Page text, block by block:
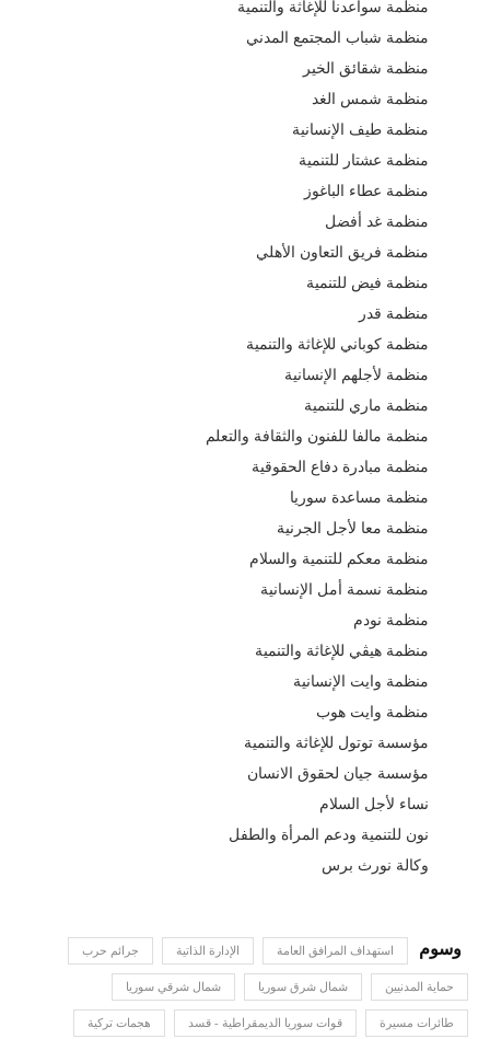
منظمة سواعدنا للإغاثة والتنمية
منظمة شباب المجتمع المدني
منظمة شقائق الخير
منظمة شمس الغد
منظمة طيف الإنسانية
منظمة عشتار للتنمية
منظمة عطاء الباغوز
منظمة غد أفضل
منظمة فريق التعاون الأهلي
منظمة فيض للتنمية
منظمة قدر
منظمة كوباني للإغاثة والتنمية
منظمة لأجلهم الإنسانية
منظمة ماري للتنمية
منظمة مالفا للفنون والثقافة والتعلم
منظمة مبادرة دفاع الحقوقية
منظمة مساعدة سوريا
منظمة معا لأجل الجرنية
منظمة معكم للتنمية والسلام
منظمة نسمة أمل الإنسانية
منظمة نودم
منظمة هيڤي للإغاثة والتنمية
منظمة وايت الإنسانية
منظمة وايت هوب
مؤسسة توتول للإغاثة والتنمية
مؤسسة جيان لحقوق الانسان
نساء لأجل السلام
نون للتنمية ودعم المرأة والطفل
وكالة نورث برس
استهداف المرافق العامة الإدارة الذاتية جرائم حرب
حماية المدنيين شمال شرق سوريا شمال شرقي سوريا
طائرات مسيرة قوات سوريا الديمقراطية - قسد هجمات تركية